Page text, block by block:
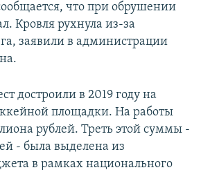
что при обрушении
Кровля рухнула из-за
заявили в администрации
достроили в 2019 году на
площадки. На работы
рублей. Треть этой суммы -
- была выделена из
в рамках национального